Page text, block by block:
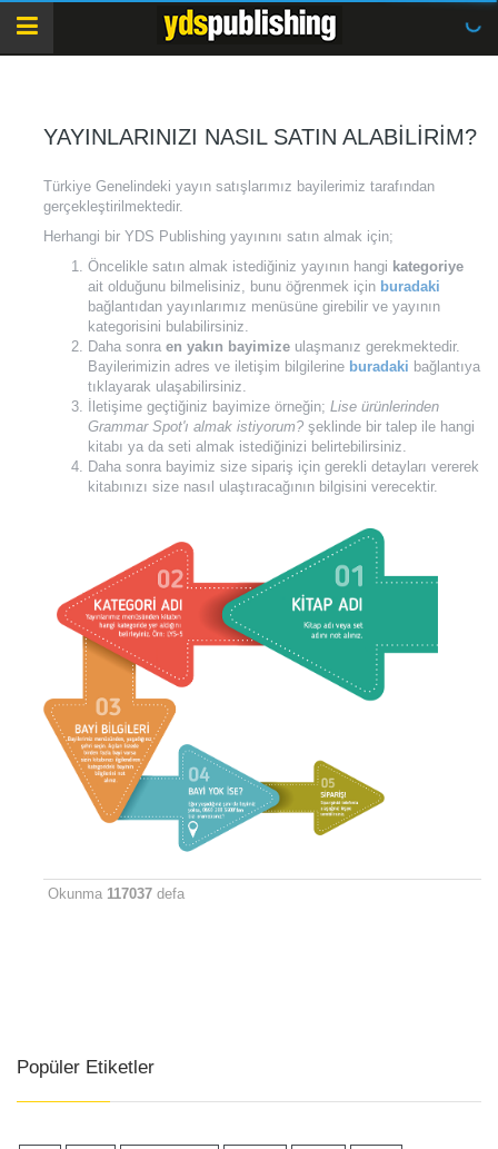
YAYINLARINIZI NASIL SATIN ALABILIRIM?
Türkiye Genelindeki yayın satışlarımız bayilerimiz tarafından
gerçekleştirilmektedir.
Herhangi bir YDS Publishing yayınını satın almak için;
Öncelikle satın almak istediğiniz yayının hangi kategoriye
ait olduğunu bilmelisiniz, bunu öğrenmek için buradaki
bağlantıdan yayınlarımız menüsüne girebilir ve yayının
kategorisini bulabilirsiniz.
Daha sonra en yakın bayimize ulaşmanız gerekmektedir.
Bayilerimizin adres ve iletişim bilgilerine buradaki bağlantıya
tıklayarak ulaşabilirsiniz.
İletişime geçtiğiniz bayimize örneğin; Lise ürünlerinden
Grammar Spot'ı almak istiyorum? şeklinde bir talep ile hangi
kitabı ya da seti almak istediğinizi belirtebilirsiniz.
Daha sonra bayimiz size sipariş için gerekli detayları vererek
kitabınızı size nasıl ulaştıracağının bilgisini verecektir.
Okunma 117037 defa
Popüler Etiketler